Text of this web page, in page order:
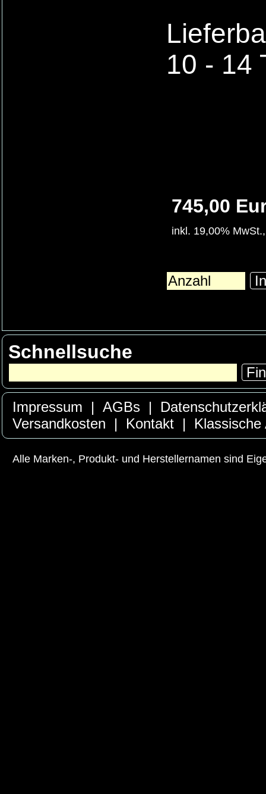
10 - 14
745,00
inkl. 19,00%
Schnellsuche
Impressum | AGBs |
Versandkosten
| Kontakt |
Alle Marken-, Produkt- und Herstellernamen sind